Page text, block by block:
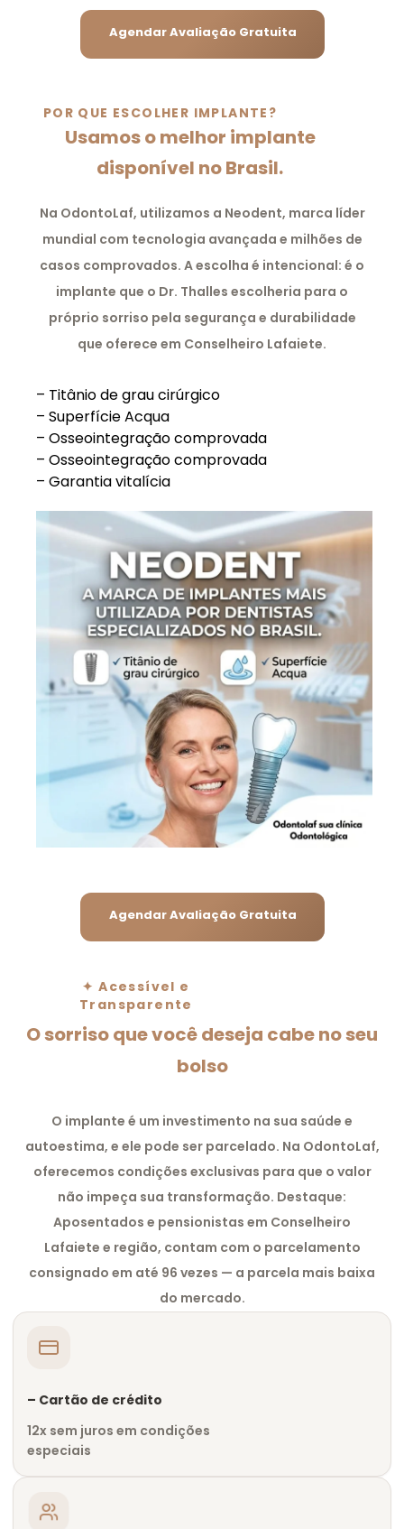
Agendar Avaliação Gratuita
POR QUE ESCOLHER IMPLANTE?
Usamos o melhor implante
disponível no Brasil.
Na OdontoLaf, utilizamos a Neodent, marca líder
mundial com tecnologia avançada e milhões de
casos comprovados. A escolha é intencional: é o
implante que o Dr. Thalles escolheria para o
próprio sorriso pela segurança e durabilidade
que oferece em Conselheiro Lafaiete.
– Titânio de grau cirúrgico
– Superfície Acqua
– Osseointegração comprovada
– Osseointegração comprovada
– Garantia vitalícia
Agendar Avaliação Gratuita
✦ Acessível e
Transparente
O sorriso que você deseja cabe no seu
bolso
O implante é um investimento na sua saúde e
autoestima, e ele pode ser parcelado. Na OdontoLaf,
oferecemos condições exclusivas para que o valor
não impeça sua transformação. Destaque:
Aposentados e pensionistas em Conselheiro
Lafaiete e região, contam com o parcelamento
consignado em até 96 vezes — a parcela mais baixa
do mercado.
– Cartão de crédito
12x sem juros em condições
especiais